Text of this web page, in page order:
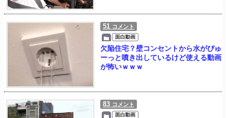
51 コメント
面白動画
欠陥住宅？壁コンセントから水がぴゅ
ーっと噴き出しているけど使える動画
が怖いｗｗｗ
83 コメント
面白動画